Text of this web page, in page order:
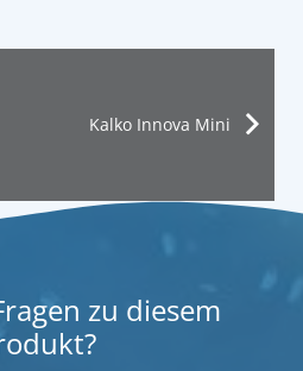
Kalko Innova Mini
zu diesem